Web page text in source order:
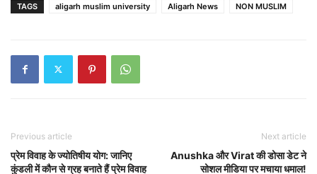
TAGS aligarh muslim university Aligarh News NON MUSLIM
Previous article
प्रेम विवाह के ज्योतिषीय योग: जानिए
कुंडली में कौन से ग्रह बनाते हैं प्रेम विवाह
Next article
Anushka और Virat की डोसा डेट ने
सोशल मीडिया पर मचाया धमाल!